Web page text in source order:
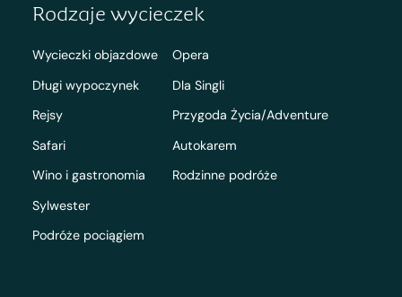
Rodzaje wycieczek
Wycieczki objazdowe
Długi wypoczynek
Rejsy
Safari
Wino i gastronomia
Sylwester
Podróże pociągiem
Opera
Dla Singli
Przygoda Życia/Adventure
Autokarem
Rodzinne podróże